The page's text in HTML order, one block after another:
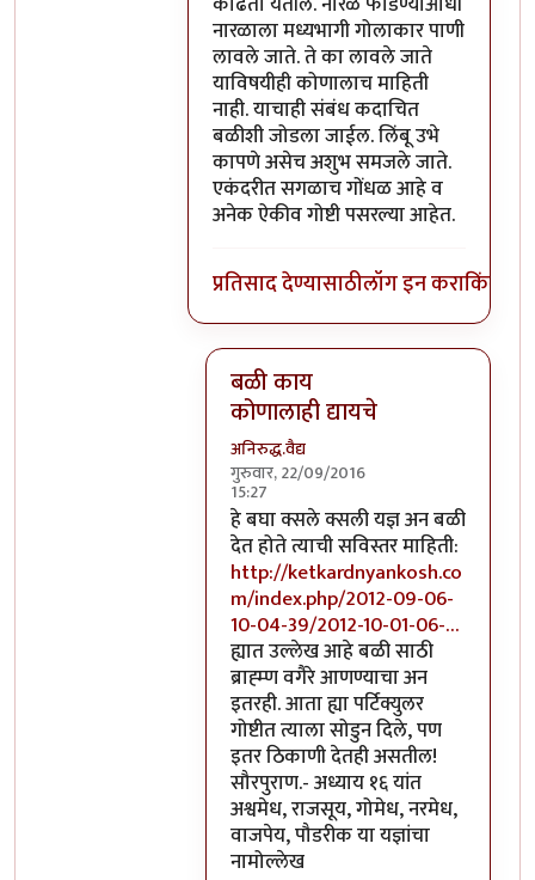
नारळाला मध्यभागी गोलाकार पाणी
लावले जाते. ते का लावले जाते
याविषयीही कोणालाच माहिती
नाही. याचाही संबंध कदाचित
बळीशी जोडला जाईल. लिंबू उभे
कापणे असेच अशुभ समजले जाते.
एकंदरीत सगळाच गोंधळ आहे व
अनेक ऐकीव गोष्टी पसरल्या आहेत.
प्रतिसाद देण्यासाठीलॉग इन कराकिंवा
बळी काय
कोणालाही द्यायचे
अनिरुद्ध.वैद्य
गुरुवार, 22/09/2016
15:27
In reply toपरंतु नारळ फोडणे म्हणजे
हे बघा क्सले क्सली यज्ञ अन बळी
देत होते त्याची सविस्तर माहिती:
http://ketkardnyankosh.co
m/index.php/2012-09-06-
10-04-39/2012-10-01-06-…
ह्यात उल्लेख आहे बळी साठी
ब्राह्म्ण वगैरे आणण्याचा अन
इतरही. आता ह्या पर्टिक्युलर
गोष्टीत त्याला सोडुन दिले, पण
इतर ठिकाणी देतही असतील!
सौरपुराण.- अध्याय १६ यांत
अश्वमेध, राजसूय, गोमेध, नरमेध,
वाजपेय, पौडरीक या यज्ञांचा
नामोल्लेख